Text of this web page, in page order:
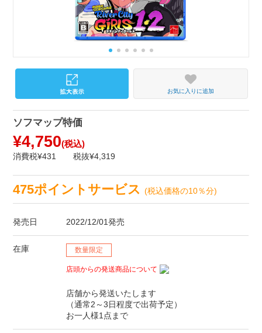
お気に入りに追加
ソフマップ特価
¥4,750(税込)
消費税¥431 税抜¥4,319
475ポイントサービス(税込価格の10％分)
発売日 2022/12/01発売
在庫 数量限定
店頭からの発送商品について
店舗から発送いたします
（通常2～3日程度で出荷予定）
お一人様1点まで